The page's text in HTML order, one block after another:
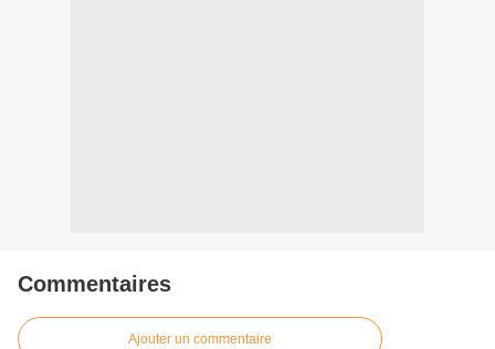
Commentaires
Ajouter un commentaire